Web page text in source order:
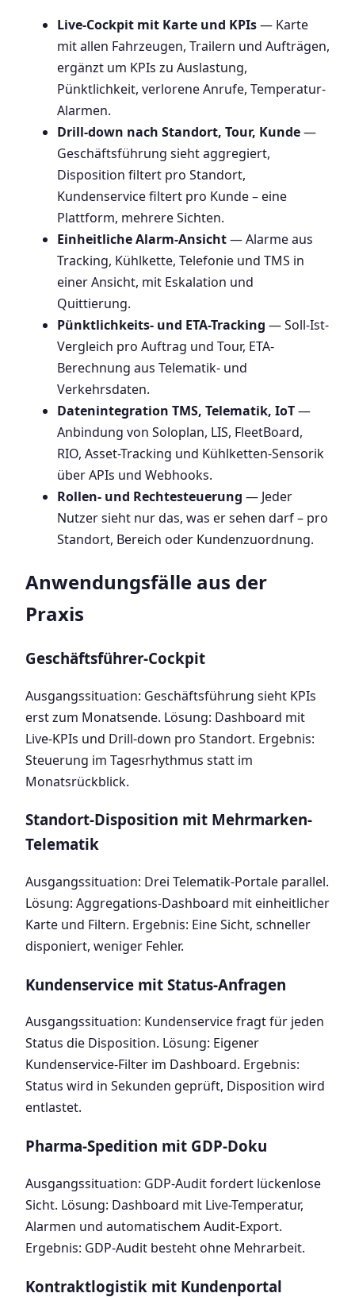
Live-Cockpit mit Karte und KPIs— Karte
mit allen Fahrzeugen, Trailern und Aufträgen,
ergänzt um KPIs zu Auslastung,
Pünktlichkeit, verlorene Anrufe, Temperatur-
Alarmen.
Drill-down nach Standort, Tour, Kunde—
Geschäftsführung sieht aggregiert,
Disposition filtert pro Standort,
Kundenservice filtert pro Kunde – eine
Plattform, mehrere Sichten.
Einheitliche Alarm-Ansicht— Alarme aus
Tracking, Kühlkette, Telefonie und TMS in
einer Ansicht, mit Eskalation und
Quittierung.
Pünktlichkeits- und ETA-Tracking — Soll-Ist-
Vergleich pro Auftrag und Tour, ETA-
Berechnung aus Telematik- und
Verkehrsdaten.
Datenintegration TMS, Telematik, IoT—
Anbindung von Soloplan, LIS, FleetBoard,
RIO, Asset-Tracking und Kühlketten-Sensorik
über APIs und Webhooks.
Rollen- und Rechtesteuerung — Jeder
Nutzer sieht nur das, was er sehen darf – pro
Standort, Bereich oder Kundenzuordnung.
Anwendungsfälle aus der
Praxis
Geschäftsführer-Cockpit
Ausgangssituation: Geschäftsführung sieht KPIs
erst zum Monatsende. Lösung: Dashboard mit
Live-KPIs und Drill-down pro Standort. Ergebnis:
Steuerung im Tagesrhythmus statt im
Monatsrückblick.
Standort-Disposition mit Mehrmarken-
Telematik
Ausgangssituation: Drei Telematik-Portale parallel.
Lösung: Aggregations-Dashboard mit einheitlicher
Karte und Filtern. Ergebnis: Eine Sicht, schneller
disponiert, weniger Fehler.
Kundenservice mit Status-Anfragen
Ausgangssituation: Kundenservice fragt für jeden
Status die Disposition. Lösung: Eigener
Kundenservice-Filter im Dashboard. Ergebnis:
Status wird in Sekunden geprüft, Disposition wird
entlastet.
Pharma-Spedition mit GDP-Doku
Ausgangssituation: GDP-Audit fordert lückenlose
Sicht. Lösung: Dashboard mit Live-Temperatur,
Alarmen und automatischem Audit-Export.
Ergebnis: GDP-Audit besteht ohne Mehrarbeit.
Kontraktlogistik mit Kundenportal